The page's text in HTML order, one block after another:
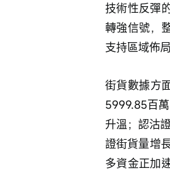
技術性反彈
轉強信號，
支持區域佈
街貨數據方
5999.85百
升溫；認沽
證街貨量增
多資金正加